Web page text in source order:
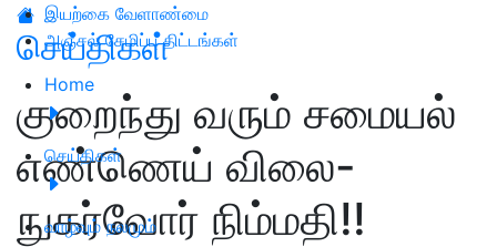
இயற்கை வேளாண்மை
அஞ்சல் சேமிப்பு திட்டங்கள்
Home
செய்திகள்
வாழ்வும் நலமும்
செய்திகள்
குறைந்து வரும் சமையல்
எண்ணெய் விலை-
நுகர்வோர் நிம்மதி!!